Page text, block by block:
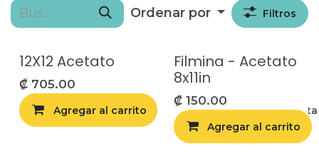
Ordenar por
Filtros
12X12 Acetato
₡ 705.00
Agregar al carrito Agregar a la
Filmina - Acetato
8x11in
₡ 150.00
Agregar al carrito